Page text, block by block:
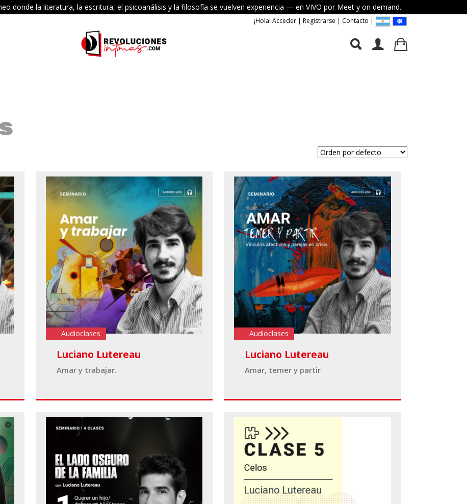
donde la literatura, la escritura, el psicoanálisis y la filosofía se vuelven experiencia — en VIVO por Meet y on demand.
¡Hola! Acceder | Registrarse | Contacto |
Audioclases
Luciano Lutereau
Amar y trabajar.
Audioclases
Luciano Lutereau
Amar, temer y partir